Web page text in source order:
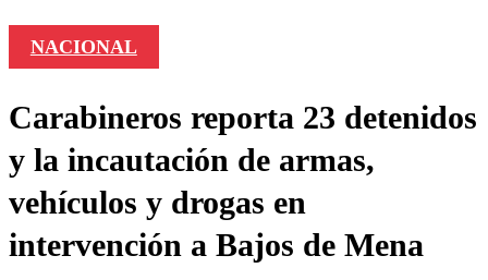
NACIONAL
Carabineros reporta 23 detenidos
y la incautación de armas,
vehículos y drogas en
intervención a Bajos de Mena